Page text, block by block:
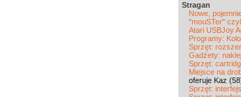
Stragan
Nowe,
"mouSTer"
Atari USBJoy
Programy:
Sprzęt:
Gadżety:
Sprzęt:
Miejsce na
oferuje Kaz
Sprzęt: